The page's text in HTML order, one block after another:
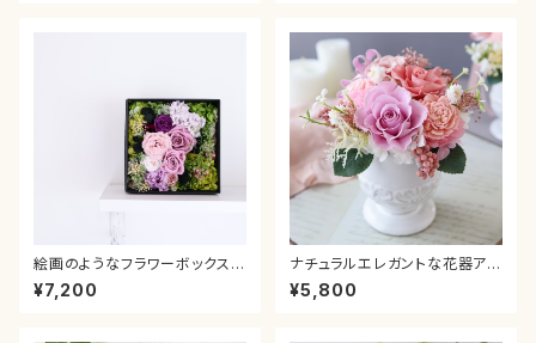
還暦 卒業 入学
絵画のようなフラワーボックス＊
グラデーションパープル 母の
日 カーネーション プレゼン
¥7,200
ナチュラルエレガントな花器アレ
ンジメント＊ピンク 母の日 ピ
ンク グラデーション カーネーシ
¥5,800